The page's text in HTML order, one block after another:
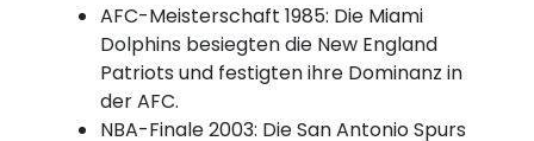
AFC-Meisterschaft 1985: Die Miami
Dolphins besiegten die New England
Patriots und festigten ihre Dominanz in
der AFC.
NBA-Finale 2003: Die San Antonio Spurs